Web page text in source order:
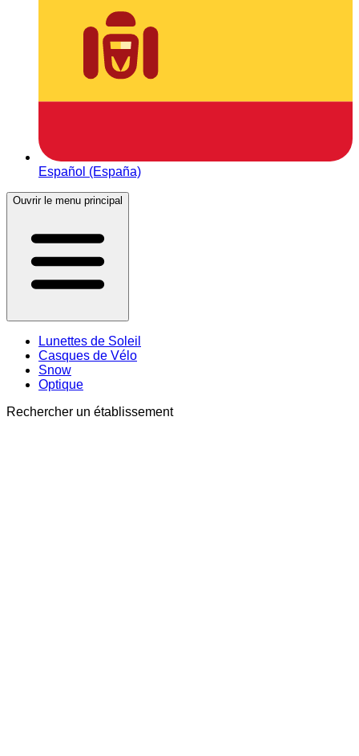
Español (España)
Ouvrir le menu principal
Lunettes de Soleil
Casques de Vélo
Snow
Optique
Rechercher un établissement